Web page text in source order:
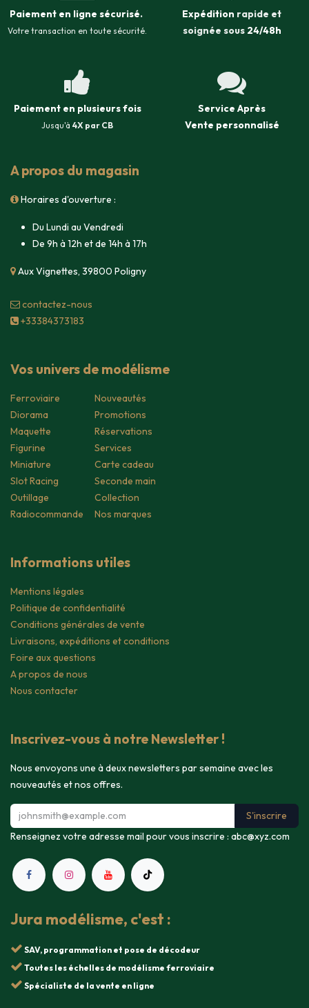
Paiement en ligne sécurisé.
Votre transaction en toute sécurité.
Expédition rapide et
soignée sous 24/48h
Paiement en plusieurs fois
Jusqu'à 4X par CB
Service Après
Vente personnalisé
A propos du magasin
Horaires d'ouverture :
Du Lundi au Vendredi
De 9h à 12h et de 14h à 17h
Aux Vignettes, 39800 Poligny
contacte​z-nous
+33384373183
Vos univers de modélisme
Ferroviaire
Diorama
Maquette
Figurine
Miniature
Slot Racing
Outillage
Radiocommande
Nouveautés
Promotions
Réservations
Services
Carte cadeau
Seconde main
Collection
Nos marques
Informations utiles
Mentions légales
Politique de confidentialité
Conditions générales de vente
Livraisons, expéditions et conditions
Foire aux questions
A propos de nous
Nous contacter
Inscrivez-vous à notre Newsletter !
Nous envoyons une à deux newsletters par semaine avec les
nouveautés et nos offres.
S'inscrire
Renseignez votre adresse mail pour vous inscrire : abc@xyz.com
Jura modélisme, c'est :
SAV, programmation et pose de décodeur
Toutes les échelles de modélisme ferroviaire
Spécialiste de la vente en ligne